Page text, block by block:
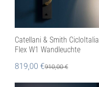
Catellani & Smith CicloItalia
Flex W1 Wandleuchte
819,00 €910,00€